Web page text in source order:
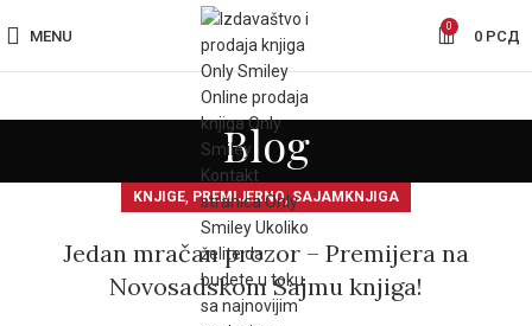
MENU
0
0 РСД
Blog
KNJIGE, PREMIJERNO,SAJAMKNJIGA
Jedan mračan prozor – Premijera na
Novosadskom Sajmu knjiga!